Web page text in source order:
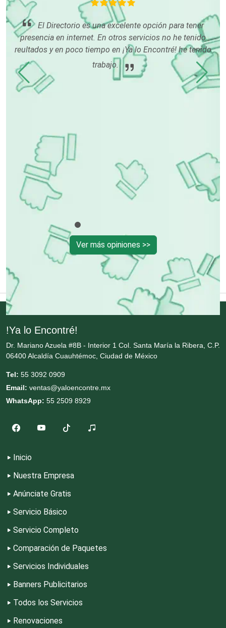
Computadoras
Conferencias Empresariales
Construcciones en General
Control de Plagas
Conversiones Automotrices
Copiadoras
Cortinas, Persianas y Alfombras
Cremerías y Salchichonerías
Cristalerías
Cromadoras
Depósitos Dentales
Dermatólogos
Desarrollo de Software
Desperdicios Industriales
El Directorio es una excelente opción para tener
presencia en internet. En otros servicios no he tenido
reultados y en poco tiempo en ¡Ya lo Encontré! he tenido
trabajo.
Ver más opiniones >>
!Ya lo Encontré!
Dr. Mariano Azuela #8B - Interior 1 Col. Santa María la Ribera, C.P.
06400 Alcaldía Cuauhtémoc, Ciudad de México
Tel: 55 3092 0909
Email: ventas@yaloencontre.mx
WhatsApp: 55 2509 8929
Inicio
Nuestra Empresa
Anúnciate Gratis
Servicio Básico
Servicio Completo
Comparación de Paquetes
Servicios Individuales
Banners Publicitarios
Todos los Servicios
Renovaciones